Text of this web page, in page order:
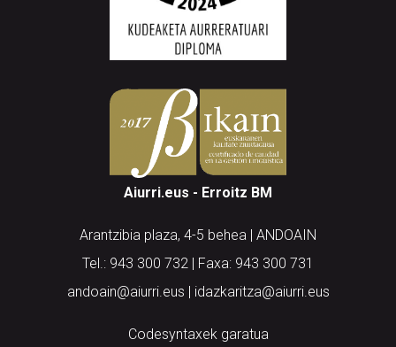
Aiurri.eus - Erroitz BM
Arantzibia plaza, 4-5 behea | ANDOAIN
Tel.: 943 300 732 | Faxa: 943 300 731
andoain@aiurri.eus | idazkaritza@aiurri.eus
Codesyntaxek garatua